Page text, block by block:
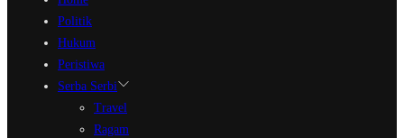
Politik
Hukum
Peristiwa
Serba Serbi
Travel
Ragam